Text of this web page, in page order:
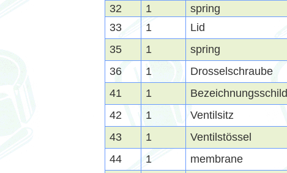
32
1 spring
33
1 Lid
35
1 spring
36
1 Drosselschraube
41
1 Bezeichnungsschild
42
1 Ventilsitz
43
1 Ventilstössel
44
1 membrane